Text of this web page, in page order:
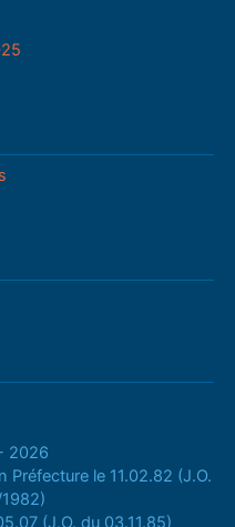
2026
Préfecture le 11.02.82 (J.O.
(J.O. du 03.11.85)